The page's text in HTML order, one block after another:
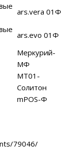
ars.vera 01Ф
ars.evo 01Ф
Меркурий-
МФ
МТ01-
Солитон
mPOS-Ф
79046/